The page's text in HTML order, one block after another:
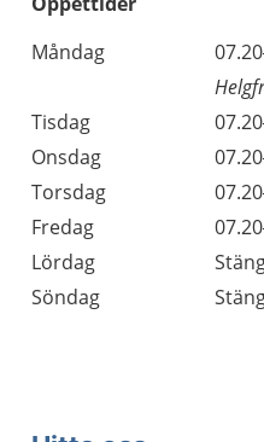
Dag
Öppettider
Kommentarer
Måndag
Tisdag
Onsdag
Torsdag
Fredag
Lördag
Söndag